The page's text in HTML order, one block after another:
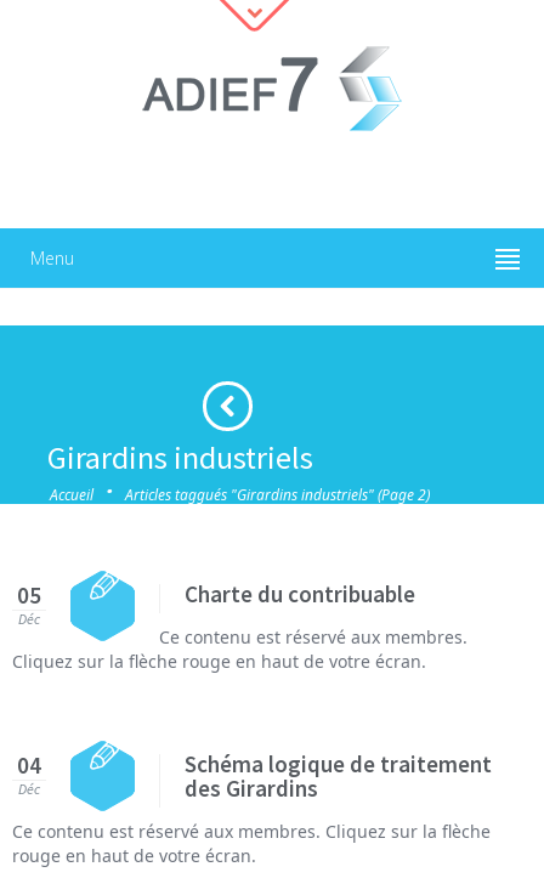
Menu
Girardins industriels
Accueil · Articles taggués "Girardins industriels"(Page 2)
05
Déc
Charte du contribuable
Ce contenu est réservé aux membres.
Cliquez sur la flèche rouge en haut de votre écran.
04
Déc
Schéma logique de traitement
des Girardins
Ce contenu est réservé aux membres. Cliquez sur la flèche
rouge en haut de votre écran.